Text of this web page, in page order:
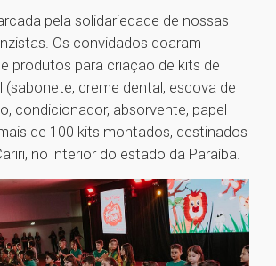
pela solidariedade de nossas
Os convidados doaram
produtos para criação de kits de
(sabonete, creme dental, escova de
condicionador, absorvente, papel
de 100 kits montados, destinados
no interior do estado da Paraíba.